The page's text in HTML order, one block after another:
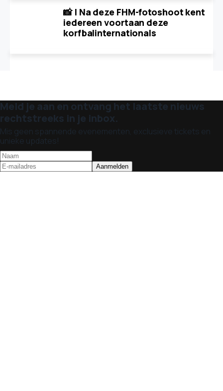
📸 | Na deze FHM-fotoshoot kent
iedereen voortaan deze
korfbalinternationals
Meld je aan en ontvang het laatste nieuws
rechtstreeks in je inbox.
Mis geen spannende evenementen, exclusieve tickets en
unieke updates!